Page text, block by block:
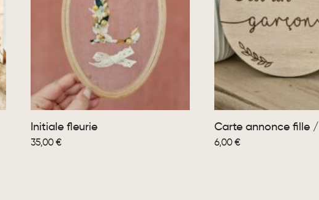
Initiale fleurie
35,00€
Carte annonce fille
6,00€